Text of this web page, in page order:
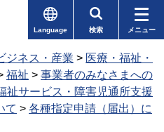
Language 検索 メニュー
ジネス・産業 > 医療・福祉・
福祉 > 事業者のみなさまへの
祉サービス・障害児通所支援
て > 各種指定申請（届出）に